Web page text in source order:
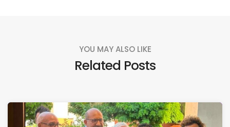
YOU MAY ALSO LIKE
Related Posts